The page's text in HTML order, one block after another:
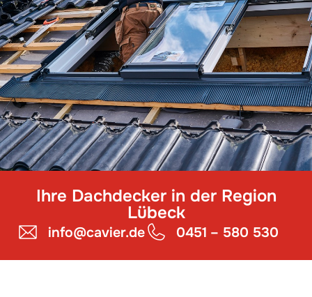
Ihre Dachdecker in der Region
Lübeck
info@cavier.de 0451 – 580 530